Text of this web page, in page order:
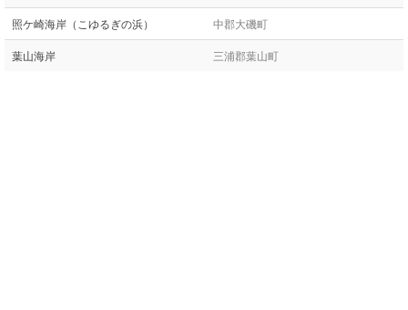
照ケ崎海岸（こゆるぎの浜） 中郡大磯町
葉山海岸 三浦郡葉山町